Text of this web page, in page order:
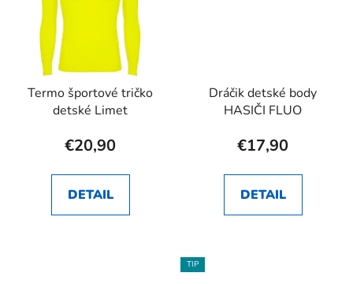
Termo športové tričko
detské Limet
€20,90
DETAIL
Dráčik detské body
HASIČI FLUO
€17,90
DETAIL
TIP